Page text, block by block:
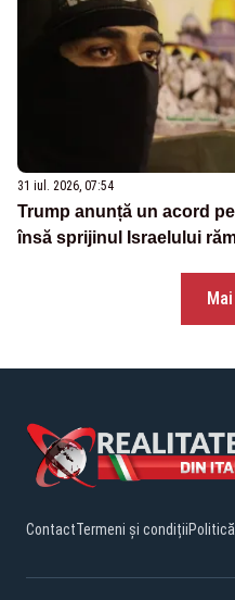
31 iul. 2026, 07:54
Trump anunță un acord
însă sprijinul Israelului
ContactTermeni și condiții